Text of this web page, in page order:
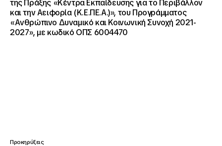
της Πράξης «Κέντρα Εκπαίδευσης για το Περιβάλλον
και την Αειφορία (Κ.Ε.ΠΕ.Α.)», του Προγράμματος
«Ανθρώπινο Δυναμικό και Κοινωνική Συνοχή 2021-
2027», με κωδικό ΟΠΣ 6004470
Προκηρύξεις